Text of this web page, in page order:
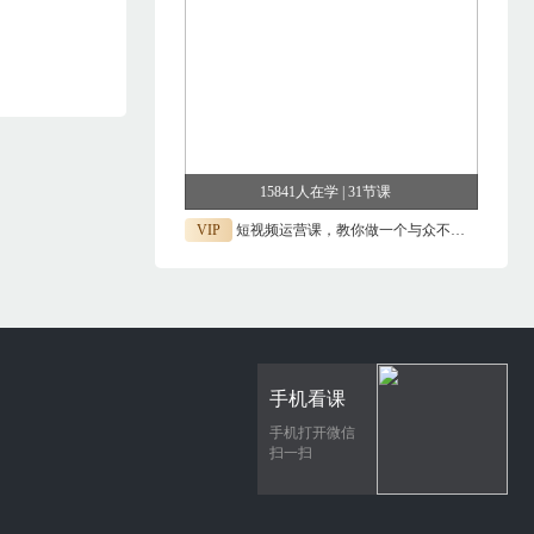
15841人在学 | 31节课
VIP 短视频运营课，教你做一个与众不同的账号
手机看课
手机打开微信
扫一扫